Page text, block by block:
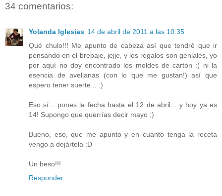
34 comentarios:
Yolanda Iglesias 14 de abril de 2011 a las 10:35
Qué chulo!!! Me apunto de cabeza así que tendré que ir
pensando en el brebaje, jejje, y los regalos son geniales, yo
por aquí no doy encontrado los moldes de cartón :( ni la
esencia de avellanas (con lo que me gustan!) así que
espero tener suerte... :)
Eso sí... pones la fecha hasta el 12 de abril... y hoy ya es
14! Supongo que querrías decir mayo ;)
Bueno, eso, que me apunto y en cuanto tenga la receta
vengo a dejártela :D
Un beso!!!
Responder